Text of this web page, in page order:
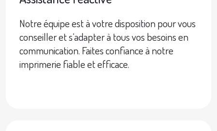
Notre équipe est à votre disposition pour vous
conseiller et s’adapter à tous vos besoins en
communication. Faites confiance à notre
imprimerie fiable et efficace.